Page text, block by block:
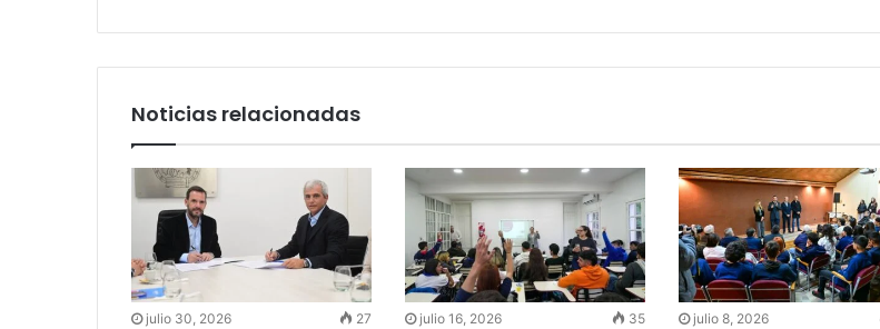
Noticias relacionadas
julio 30, 2026 27 julio 16, 2026 35 julio 8, 2026